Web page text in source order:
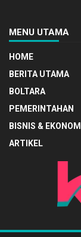
MENU UTAMA
HOME
BERITA UTAMA
BOLTARA
PEMERINTAHAN
BISNIS & EKONOMI
ARTIKEL